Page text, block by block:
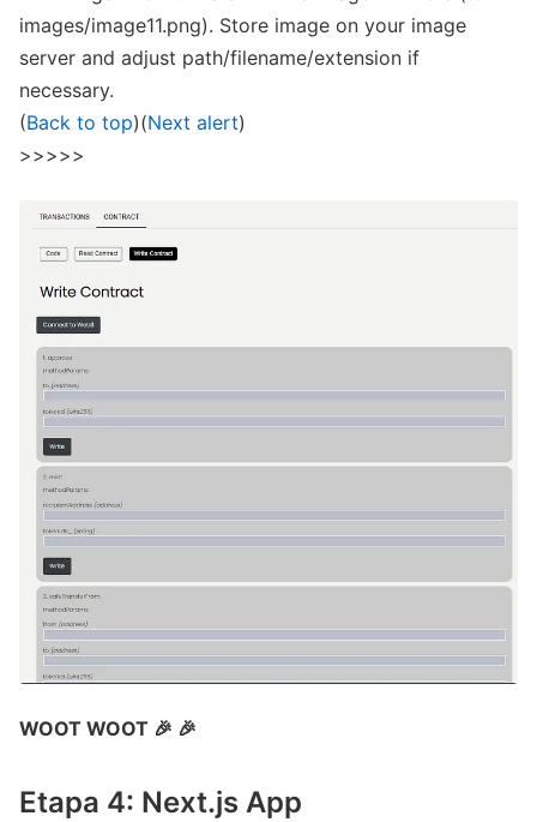
images/image11.png). Store image on your image
server and adjust path/filename/extension if
necessary.
(Back to top)(Next alert)
>>>>>
WOOT WOOT 🎉 🎉
Etapa 4: Next.js App